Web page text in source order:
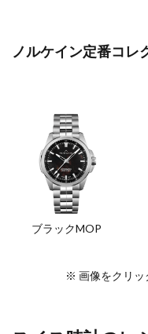
ノルケイン定番コレ
ブラックMOP
※ 画像をクリッ